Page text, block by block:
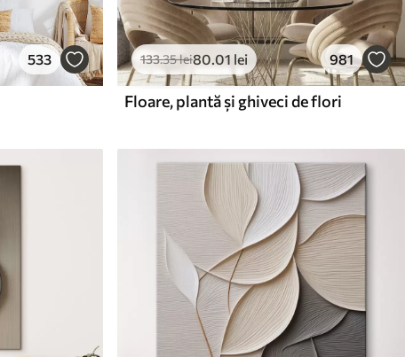
533 133.35lei80.01 lei 981
Floare, plantă și ghiveci de flori